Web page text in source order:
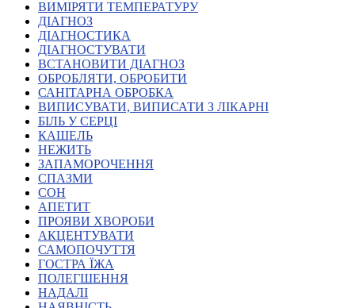
Посилання сторінок УТОГ
Контакти
Навчальні програми
Дошкільна освіта
Загальна освіта
Для абітурієнтів
Уроки
Українська жестова мова
Правознавство
Реєстр перекладачів жестової мови Українського
товариства глухих
Підготовка перекладачів
"Сервіс УТОГ"
Атестація
Безбар'єрність для глухих
ВИМІРЯТИ ТЕМПЕРАТУРУ
ДІАГНОЗ
ДІАГНОСТИКА
ДІАГНОСТУВАТИ
ВСТАНОВИТИ ДІАГНОЗ
ОБРОБЛЯТИ, ОБРОБИТИ
САНІТАРНА ОБРОБКА
ВИПИСУВАТИ, ВИПИСАТИ З ЛІКАРНІ
БІЛЬ У СЕРЦІ
КАШЕЛЬ
НЕЖИТЬ
ЗАПАМОРОЧЕННЯ
СПАЗМИ
СОН
АПЕТИТ
ПРОЯВИ ХВОРОБИ
АКЦЕНТУВАТИ
САМОПОЧУТТЯ
ГОСТРА ЇЖА
ПОЛЕГШЕННЯ
НАДАЛІ